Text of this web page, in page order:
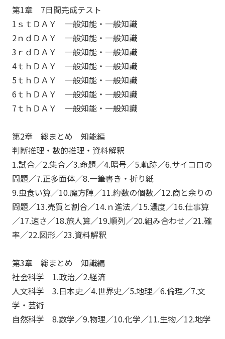
第1章 7日間完成テスト
1ｓｔＤＡＹ 一般知能・一般知識
2ｎｄＤＡＹ 一般知能・一般知識
3ｒｄＤＡＹ 一般知能・一般知識
4ｔｈＤＡＹ 一般知能・一般知識
5ｔｈＤＡＹ 一般知能・一般知識
6ｔｈＤＡＹ 一般知能・一般知識
7ｔｈＤＡＹ 一般知能・一般知識
第2章 総まとめ 知能編
判断推理・数的推理・資料解釈
1.試合／2.集合／3.命題／4.暗号／5.軌跡／6.サイコロの
問題／7.正多面体／8.一筆書き・折り紙
9.虫食い算／10.魔方陣／11.約数の個数／12.商と余りの
問題／13.売買と割合／14.ｎ進法／15.濃度／16.仕事算
／17.速さ／18.旅人算／19.順列／20.組み合わせ／21.確
率／22.図形／23.資料解釈
第3章 総まとめ 知識編
社会科学 1.政治／2.経済
人文科学 3.日本史／4.世界史／5.地理／6.倫理／7.文
学・芸術
自然科学 8.数学／9.物理／10.化学／11.生物／12.地学